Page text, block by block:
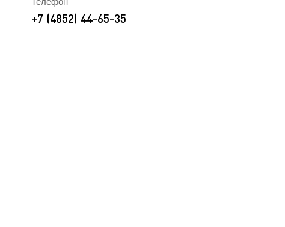
+7 (4852) 44-65-35